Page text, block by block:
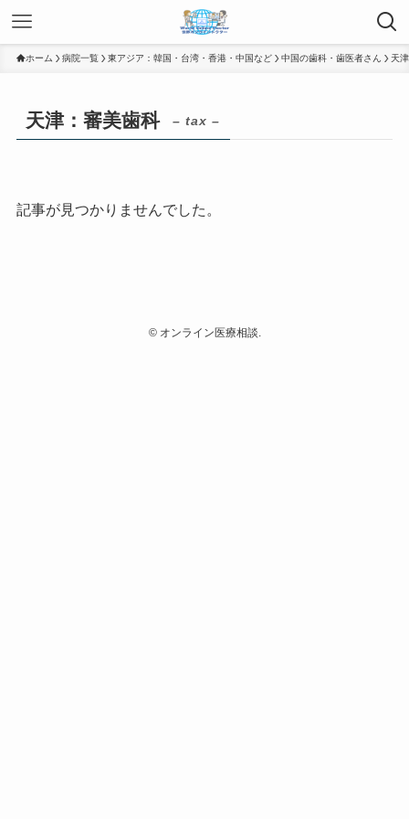
ホーム 病院一覧 東アジア：韓国・台湾・香港・中国など 中国の歯科・歯医者さん 天
天津：審美歯科 – tax –
記事が見つかりませんでした。
©オンライン医療相談.